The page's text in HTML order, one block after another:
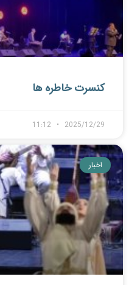
کنسرت خاطره ها
2025/12/29
اخبار